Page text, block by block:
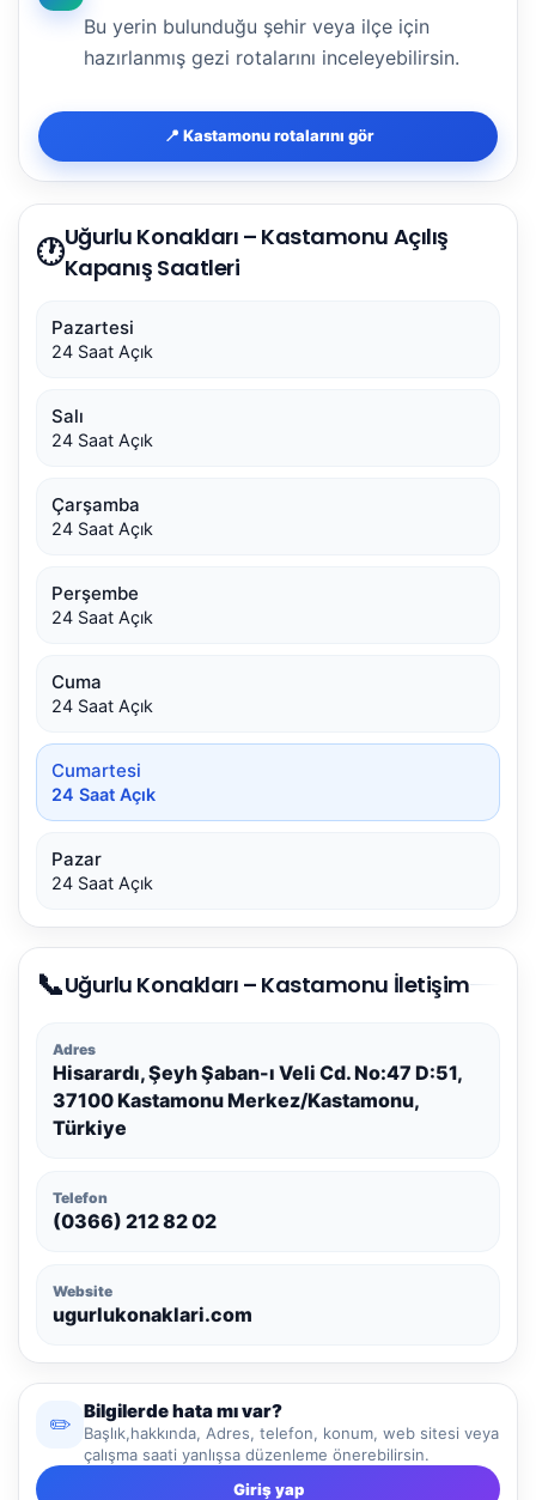
Bu yerin bulunduğu şehir veya ilçe için
hazırlanmış gezi rotalarını inceleyebilirsin.
📍 Kastamonu rotalarını gör
🕐Uğurlu Konakları – Kastamonu Açılış
Kapanış Saatleri
Pazartesi
24 Saat Açık
Salı
24 Saat Açık
Çarşamba
24 Saat Açık
Perşembe
24 Saat Açık
Cuma
24 Saat Açık
Cumartesi
24 Saat Açık
Pazar
24 Saat Açık
📞Uğurlu Konakları – Kastamonu İletişim
Adres
Hisarardı, Şeyh Şaban-ı Veli Cd. No:47 D:51,
37100 Kastamonu Merkez/Kastamonu,
Türkiye
Telefon
(0366) 212 82 02
Website
ugurlukonaklari.com
✏️
Bilgilerde hata mı var?
Başlık,hakkında, Adres, telefon, konum, web sitesi veya
çalışma saati yanlışsa düzenleme önerebilirsin.
Giriş yap